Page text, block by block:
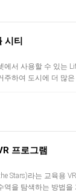
시티
에서 사용할 수 있는
주하여 도시에 더 많
프로그램
Stars)라는 교육용
역을 탐색하는 방법을